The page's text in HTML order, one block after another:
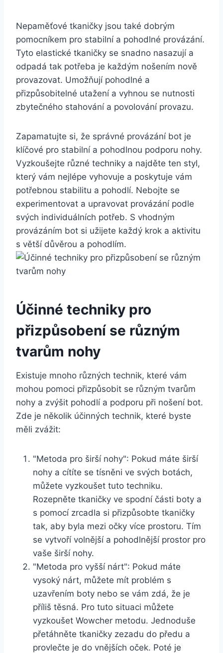
Nepaměťové tkaničky jsou také dobrým
pomocníkem pro stabilní a pohodlné​ provázání.
Tyto elastické tkaničky se snadno nasazují a
odpadá tak potřeba je každým nošením nově
provazovat. Umožňují pohodlné a
přizpůsobitelné utažení a vyhnou se nutnosti⁢
zbytečného stahování a povolování provazu.
Zapamatujte si, že správné provázání⁤ bot je
klíčové pro stabilní a pohodlnou podporu ⁤nohy.
Vyzkoušejte různé techniky ⁤a najděte ten styl,
který vám nejlépe vyhovuje ​a poskytuje ​vám
potřebnou stabilitu a ‌pohodlí. Nebojte se
experimentovat a upravovat provázání podle
svých individuálních potřeb. S‌ vhodným
provázáním ⁢bot si užijete každý krok ‌a aktivitu
s větší důvěrou a pohodlím.
Účinné techniky ‌pro
přizpůsobení se různým
tvarům nohy
Existuje mnoho různých technik, které vám
mohou pomoci ⁣přizpůsobit se různým tvarům
‌nohy a zvýšit pohodlí a ‍podporu při nošení bot.
Zde je několik účinných technik, které byste
měli zvážit:
"Metoda pro ⁤širší nohy": Pokud ‌máte širší
nohy a⁤ cítíte se tísněni‍ ve svých botách,
můžete vyzkoušet tuto ​techniku.
Rozepněte ​tkaničky ve spodní ‍části ⁤boty a⁤
s⁣ pomocí zrcadla si přizpůsobte tkaničky
tak, aby byla mezi očky více prostoru. Tím
se vytvoří volnější a pohodlnější prostor pro‌
vaše širší nohy.
"Metoda pro vyšší nárt": ⁤Pokud máte
⁢vysoký nárt, můžete mít problém s
uzavřením boty nebo se vám zdá, že je
příliš těsná.⁤ Pro tuto situaci můžete
vyzkoušet⁢ Wowcher metodu. Jednoduše
přetáhněte tkaničky zezadu do předu a
provlečte je do vnějších oček. Poté je